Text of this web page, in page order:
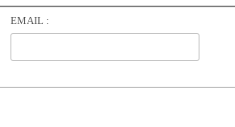
EMAIL :